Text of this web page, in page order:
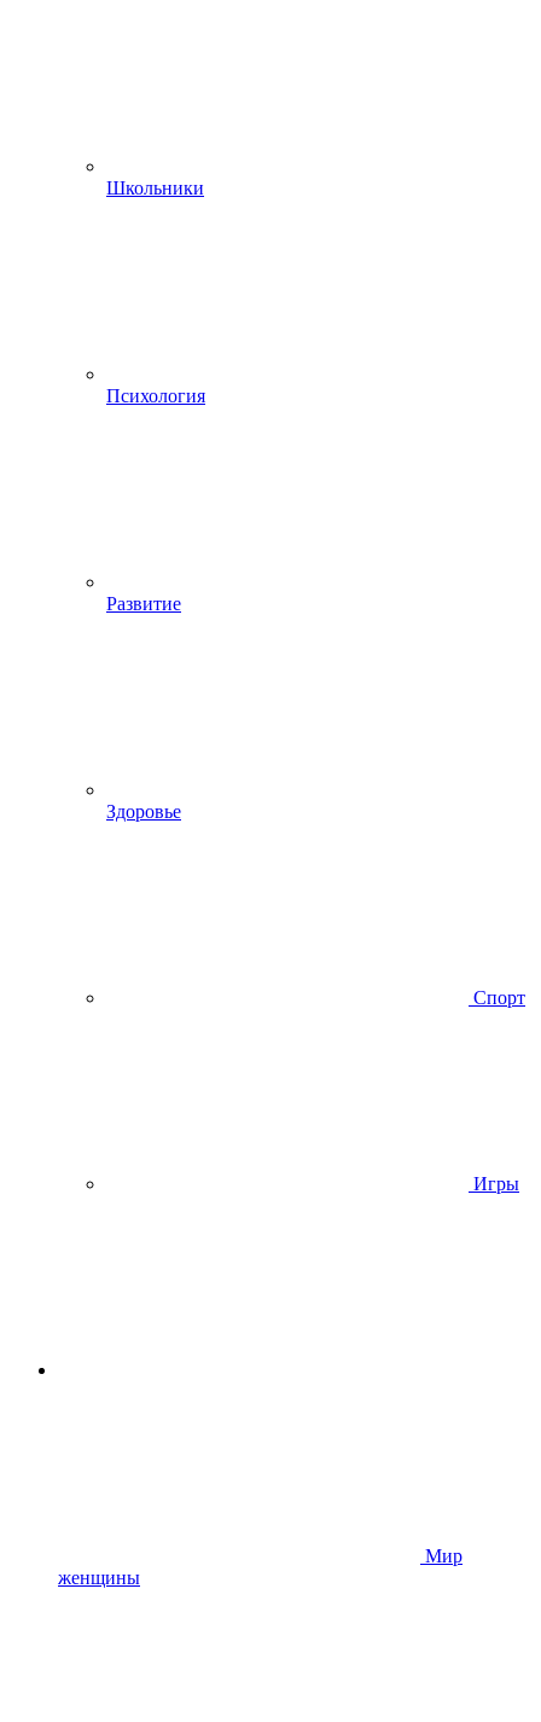
Школьники
Психология
Развитие
Здоровье
Спорт
Игры
Мир
женщины